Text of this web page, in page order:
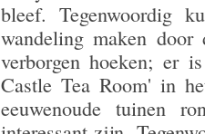
bleef. Tegenwoordig
wandeling maken
verborgen hoeken; er
Castle Tea Room' in
eeuwenoude tuinen